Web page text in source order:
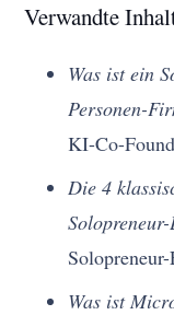
Verwandte
Was ist ein
Personen-
KI-Co-
Die 4
Was ist